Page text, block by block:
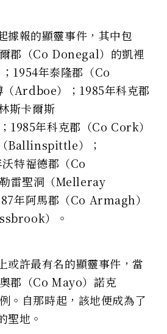
據報的顯靈事件，其中包
郡（Co Donegal）的凱裡
1954年泰隆郡（Co
Ardboe）；1985年科克郡
斯卡爾斯
1985年科克郡（Co Cork）
Ballinspittle）；
特福德郡（Co
雷聖洞（Melleray
年阿馬郡（Co Armagh）
）。
或許最有名的顯靈事件，當
郡（Co Mayo）諾克
。自那時起，該地便成為了
聖地。